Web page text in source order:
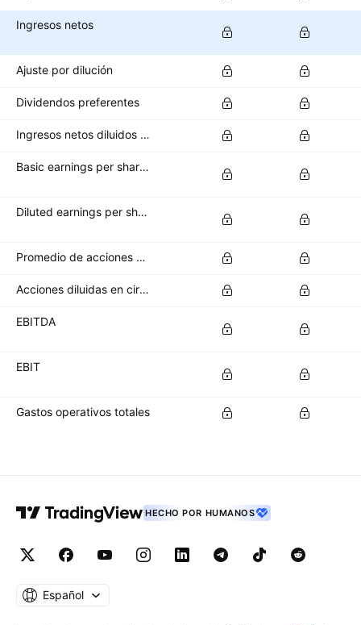
Ingresos netos
Ajuste por dilución
Dividendos preferentes
Ingresos netos diluidos disponibles para los accionistas ordinarios
Basic earnings per share (basic EPS)
Diluted earnings per share (diluted EPS)
Promedio de acciones básicas en circulación
Acciones diluidas en circulación
EBITDA
EBIT
Gastos operativos totales
HECHO POR HUMANOS
Español